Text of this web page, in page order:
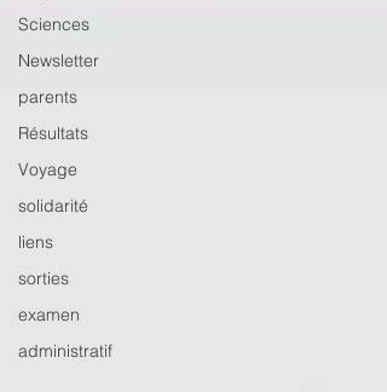
Sciences
Newsletter
parents
Résultats
Voyage
solidarité
liens
sorties
examen
administratif